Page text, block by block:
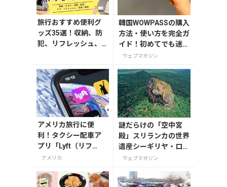
旅行おすすめ便利グ
ッズ35選！収納、防
犯、リフレッシュ、
物】
韓国WOWPASSの購入
方法・使い方を完全ガ
イド！初めてでも迷わ
ない
ウェブマガジン
アメリカ旅行に便
利！タクシー配車ア
プリ「Lyft（リフ
ト）」の登録・利用
アメリカ
謎だらけの「空中宮
殿」スリランカの世界
遺産シーギリヤ・ロッ
ク登頂に挑戦！
ウェブマガジン